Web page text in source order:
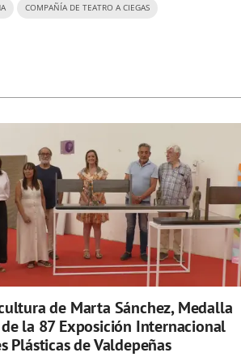
COMPAÑÍA DE TEATRO A CIEGAS
de Marta Sánchez, Medalla
la 87 Exposición Internacional
Plásticas de Valdepeñas